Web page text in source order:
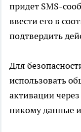
придет SMS-
ввести его в
подтвердить
Для
использовать
активации
никому данные